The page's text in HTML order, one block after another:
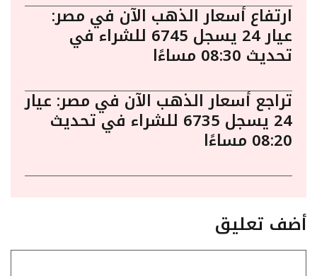
ارتفاع أسعار الذهب الآن في مصر:
عيار 24 يسجل 6745 للشراء في
تحديث 08:30 مساءًا
تراجع أسعار الذهب الآن في مصر: عيار
24 يسجل 6735 للشراء في تحديث
08:20 مساءًا
أضف تعليق